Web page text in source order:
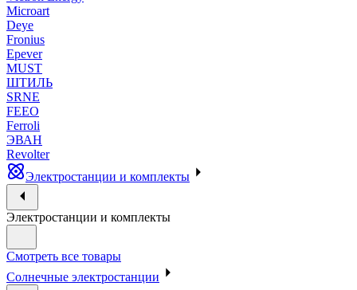
Microart
Deye
Fronius
Epever
MUST
ШТИЛЬ
SRNE
FEEO
Ferroli
ЭВАН
Revolter
Электростанции и комплекты
Электростанции и комплекты
Смотреть все товары
Солнечные электростанции